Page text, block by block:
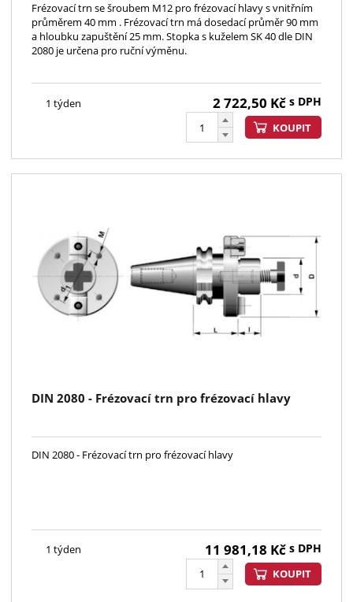
Frézovací trn se šroubem M12 pro frézovací hlavy s vnitřním
průměrem 40 mm . Frézovací trn má dosedací průměr 90 mm
a hloubku zapuštění 25 mm. Stopka s kuželem SK 40 dle DIN
2080 je určena pro ruční výměnu.
1 týden 2 722,50 Kč s DPH
KOUPIT
DIN 2080 - Frézovací trn pro frézovací hlavy
DIN 2080 - Frézovací trn pro frézovací hlavy
1 týden 11 981,18 Kč s DPH
KOUPIT